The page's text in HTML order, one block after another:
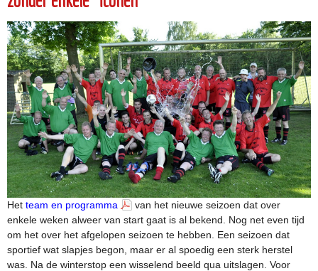
Het team en programma
van het nieuwe seizoen dat over
enkele weken alweer van start gaat is al bekend. Nog net even tijd
om het over het afgelopen seizoen te hebben. Een seizoen dat
sportief wat slapjes begon, maar er al spoedig een sterk herstel
was. Na de winterstop een wisselend beeld qua uitslagen. Voor